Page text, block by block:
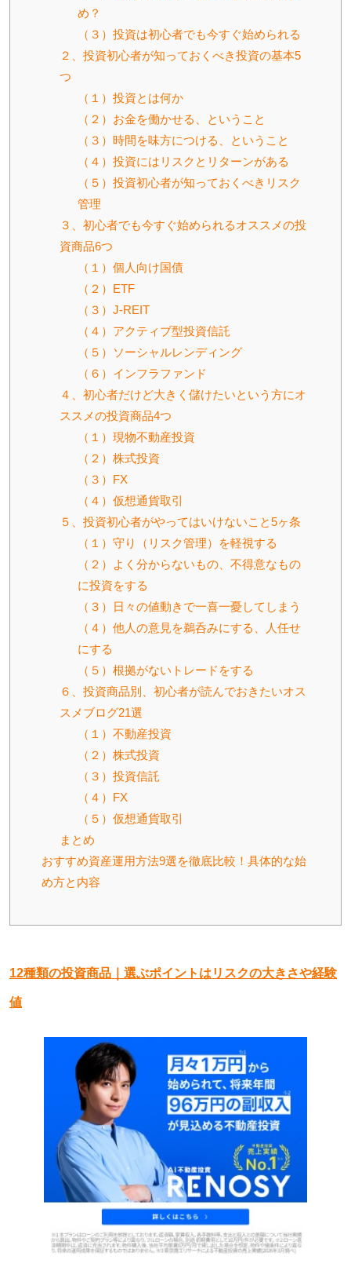
め？
（３）投資は初心者でも今すぐ始められる
２、投資初心者が知っておくべき投資の基本5
つ
（１）投資とは何か
（２）お金を働かせる、ということ
（３）時間を味方につける、ということ
（４）投資にはリスクとリターンがある
（５）投資初心者が知っておくべきリスク
管理
３、初心者でも今すぐ始められるオススメの投
資商品6つ
（１）個人向け国債
（２）ETF
（３）J-REIT
（４）アクティブ型投資信託
（５）ソーシャルレンディング
（６）インフラファンド
４、初心者だけど大きく儲けたいという方にオ
ススメの投資商品4つ
（１）現物不動産投資
（２）株式投資
（３）FX
（４）仮想通貨取引
５、投資初心者がやってはいけないこと5ヶ条
（１）守り（リスク管理）を軽視する
（２）よく分からないもの、不得意なもの
に投資をする
（３）日々の値動きで一喜一憂してしまう
（４）他人の意見を鵜呑みにする、人任せ
にする
（５）根拠がないトレードをする
６、投資商品別、初心者が読んでおきたいオス
スメブログ21選
（１）不動産投資
（２）株式投資
（３）投資信託
（４）FX
（５）仮想通貨取引
まとめ
おすすめ資産運用方法9選を徹底比較！具体的な始
め方と内容
12種類の投資商品｜選ぶポイントはリスクの大きさや経験
値